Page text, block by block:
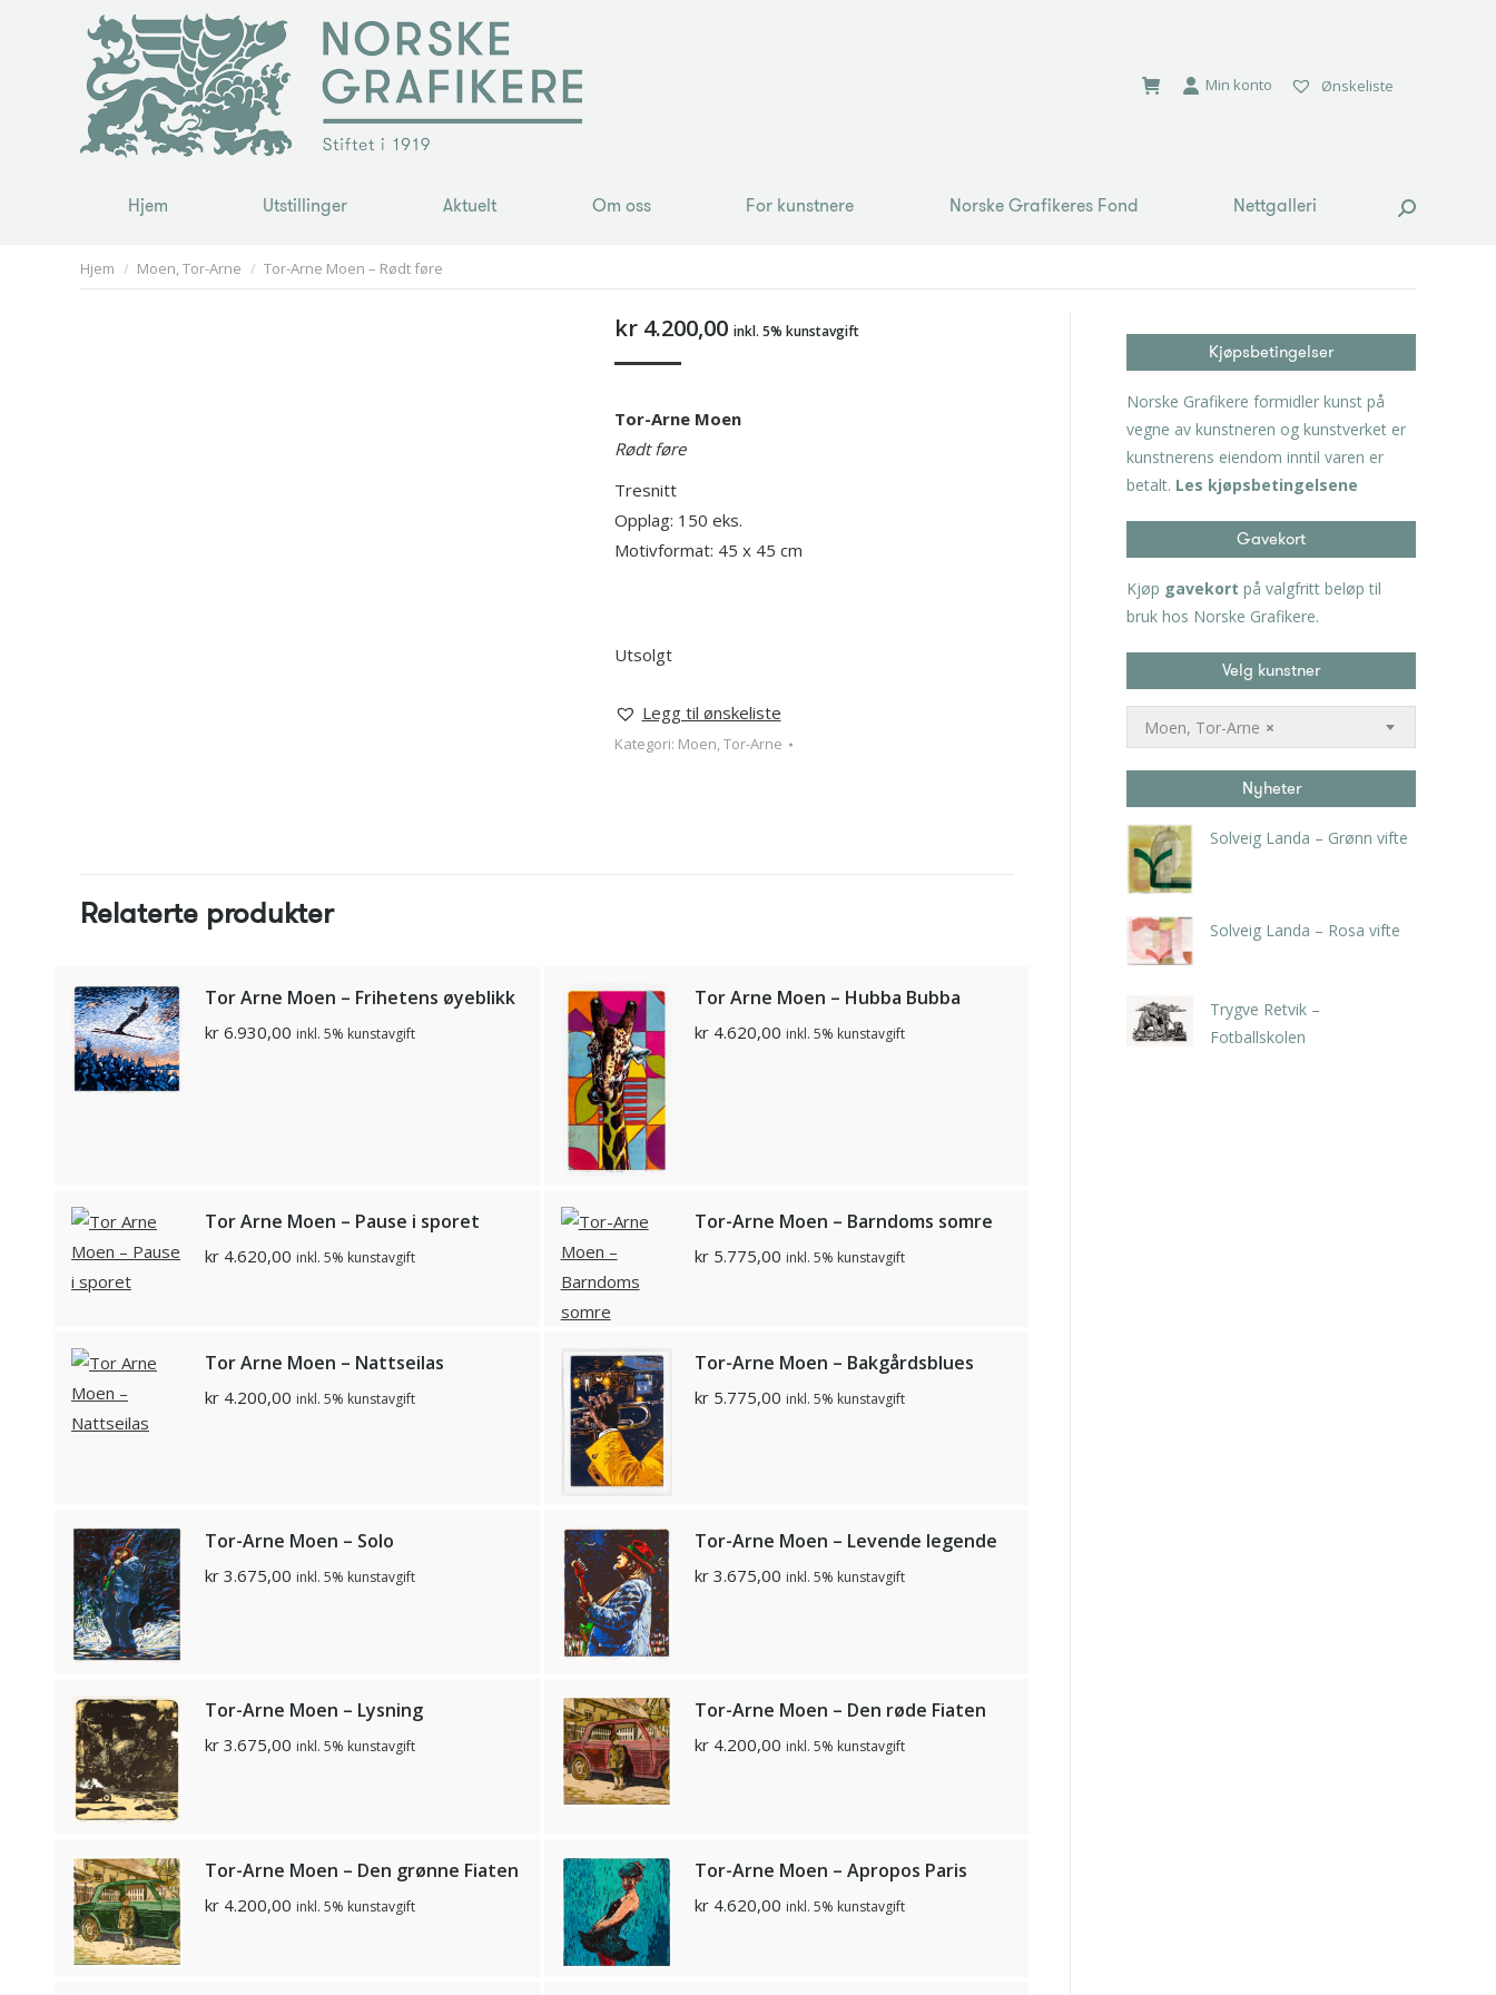
Min konto Ønskeliste
Hjem Utstillinger Aktuelt Om oss For kunstnere Norske Grafikeres Fond Nettgalleri Search:
You are here:
Hjem Moen, Tor-Arne Tor-Arne Moen – Rødt føre
kr4.200,00 inkl. 5% kunstavgift
Tor-Arne Moen
Rødt føre
Tresnitt
Opplag: 150 eks.
Motivformat: 45 x 45 cm
Utsolgt
Legg til ønskeliste
Kategori: Moen, Tor-Arne
Relaterte produkter
Tor Arne Moen – Frihetens øyeblikk
kr 6.930,00 inkl. 5% kunstavgift
Tor Arne Moen – Hubba Bubba
kr4.620,00 inkl. 5% kunstavgift
Tor Arne Moen – Pause i sporet
kr 4.620,00 inkl. 5% kunstavgift
Tor-Arne Moen – Barndoms somre
kr5.775,00 inkl. 5% kunstavgift
Tor Arne Moen – Nattseilas
kr 4.200,00 inkl. 5% kunstavgift
Tor-Arne Moen – Bakgårdsblues
kr5.775,00 inkl. 5% kunstavgift
Tor-Arne Moen – Solo
kr 3.675,00 inkl. 5% kunstavgift
Tor-Arne Moen – Levende legende
kr3.675,00 inkl. 5% kunstavgift
Tor-Arne Moen – Lysning
kr 3.675,00 inkl. 5% kunstavgift
Tor-Arne Moen – Den røde Fiaten
kr4.200,00 inkl. 5% kunstavgift
Tor-Arne Moen – Den grønne Fiaten
kr 4.200,00 inkl. 5% kunstavgift
Tor-Arne Moen – Apropos Paris
kr4.620,00 inkl. 5% kunstavgift
Kjøpsbetingelser
Norske Grafikere formidler kunst på
vegne av kunstneren og kunstverket er
kunstnerens eiendom inntil varen er
betalt. Les kjøpsbetingelsene
Gavekort
Kjøp gavekort på valgfritt beløp til
bruk hos Norske Grafikere.
Velg kunstner
×
Moen, Tor-Arne
Nyheter
Solveig Landa – Grønn vifte
Solveig Landa – Rosa vifte
Trygve Retvik –
Fotballskolen
Hjem Utstillinger Aktuelt